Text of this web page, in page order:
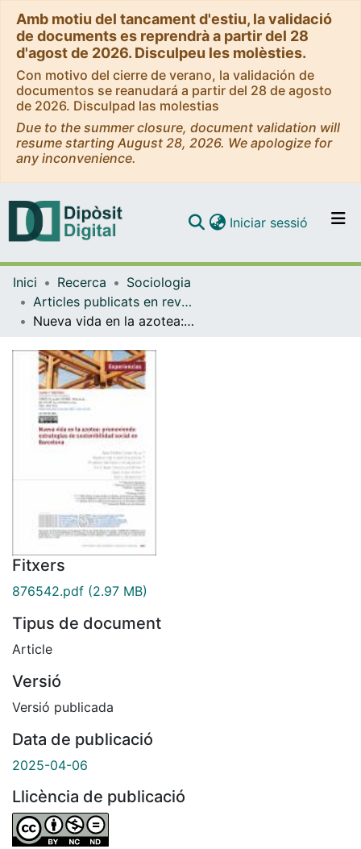
Amb motiu del tancament d'estiu, la validació
de documents es reprendrà a partir del 28
d'agost de 2026. Disculpeu les molèsties.
Con motivo del cierre de verano, la validación de
documentos se reanudará a partir del 28 de agosto
de 2026. Disculpad las molestias
Due to the summer closure, document validation will
resume starting August 28, 2026. We apologize for
any inconvenience.
Navega per tot el DD
Iniciar sessió (current)
Inici Recerca
Sociologia
Articles publicats en revistes (Sociologia)
Nueva vida en la azotea: promoviendo estrategias de sostenibilidad social en Barcelona
Fitxers
876542.pdf (2.97 MB)
Tipus de document
Article
Versió
Versió publicada
Data de publicació
2025-04-06
Llicència de publicació